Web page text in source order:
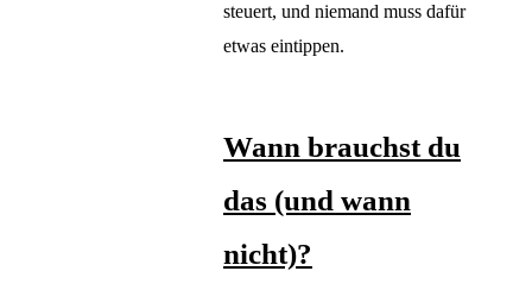
steuert, und niemand muss dafür
etwas eintippen.
Wann brauchst du
das (und wann
nicht)?